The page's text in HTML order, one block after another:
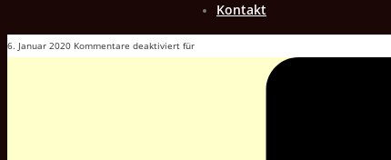
Kontakt
6. Januar 2020 Kommentare deaktiviert für